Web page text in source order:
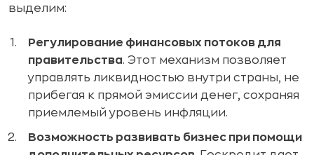
выделим:
Регулирование финансовых потоков для
правительства. Этот механизм позволяет
управлять ликвидностью внутри страны, не
прибегая к прямой эмиссии денег, сохраняя
приемлемый уровень инфляции.
Возможность развивать бизнес при помощи